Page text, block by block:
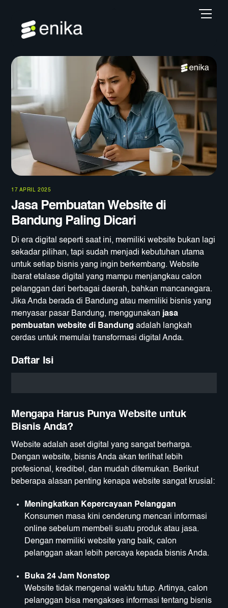
content
17 APRIL 2025
Jasa Pembuatan Website di
Bandung Paling Dicari
Di era digital seperti saat ini, memiliki website bukan lagi
sekadar pilihan, tapi sudah menjadi kebutuhan utama
untuk setiap bisnis yang ingin berkembang. Website
ibarat etalase digital yang mampu menjangkau calon
pelanggan dari berbagai daerah, bahkan mancanegara.
Jika Anda berada di Bandung atau memiliki bisnis yang
menyasar pasar Bandung, menggunakan jasa
pembuatan website di Bandung adalah langkah
cerdas untuk memulai transformasi digital Anda.
Daftar Isi
Mengapa Harus Punya Website untuk
Bisnis Anda?
Website adalah aset digital yang sangat berharga.
Dengan website, bisnis Anda akan terlihat lebih
profesional, kredibel, dan mudah ditemukan. Berikut
beberapa alasan penting kenapa website sangat krusial:
Meningkatkan Kepercayaan Pelanggan
Konsumen masa kini cenderung mencari informasi
online sebelum membeli suatu produk atau jasa.
Dengan memiliki website yang baik, calon
pelanggan akan lebih percaya kepada bisnis Anda.
Buka 24 Jam Nonstop
Website tidak mengenal waktu tutup. Artinya, calon
pelanggan bisa mengakses informasi tentang bisnis